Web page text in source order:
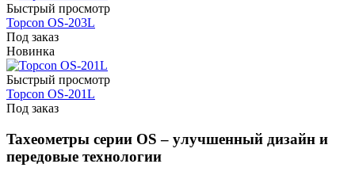
Быстрый просмотр
Topcon OS-203L
Под заказ
Новинка
Быстрый просмотр
Topcon OS-201L
Под заказ
Taxeoмeтpы cepии OS – yлyчшeнный дизaйн и
пepeдoвыe тexнoлoгии